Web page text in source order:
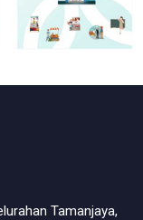
Tamanjaya,